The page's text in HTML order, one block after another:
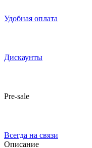
Удобная оплата
Дискаунты
Pre-sale
Всегда на связи
Описание